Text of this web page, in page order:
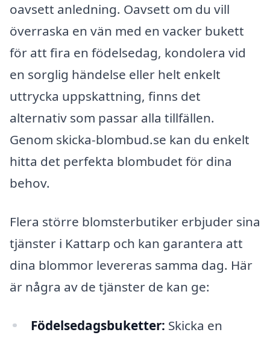
oavsett anledning. Oavsett om du vill
överraska en vän med en vacker bukett
för att fira en födelsedag, kondolera vid
en sorglig händelse eller helt enkelt
uttrycka uppskattning, finns det
alternativ som passar alla tillfällen.
Genom skicka-blombud.se kan du enkelt
hitta det perfekta blombudet för dina
behov.
Flera större blomsterbutiker erbjuder sina
tjänster i Kattarp och kan garantera att
dina blommor levereras samma dag. Här
är några av de tjänster de kan ge:
Födelsedagsbuketter: Skicka en